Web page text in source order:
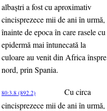
albaştri a fost cu aproximativ
cincisprezece mii de ani în urmă,
înainte de epoca în care rasele cu
epidermă mai întunecată la
culoare au venit din Africa înspre
nord, prin Spania.
80:3.8 (892.2)
Cu circa
cincisprezece mii de ani în urmă,